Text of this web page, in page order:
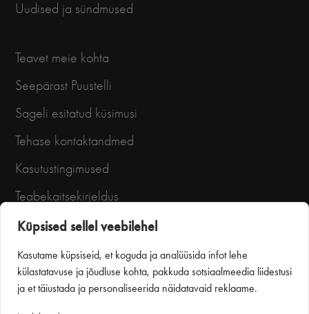
Küpsised sellel veebilehel
Kasutame küpsiseid, et koguda ja analüüsida infot lehe
külastatavuse ja jõudluse kohta, pakkuda sotsiaalmeedia liidestusi
ja et täiustada ja personaliseerida näidatavaid reklaame.
Uudised ja sündmused
Teavet meie kohta
Seepärast Puustelli
Sageli esitatud küsimusi
Tehase kontaktandmed
Kasutustingimused
Teabekaitsekirjeldus